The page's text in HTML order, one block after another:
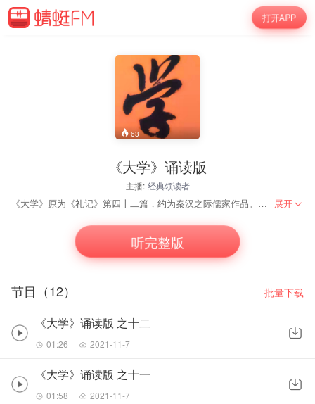
打开APP
63
《大学》诵读版
主播: 经典领读者
《大学》原为《礼记》第四十二篇，约为秦汉之际儒家作品。一说曾子作。提出明明德、亲民、止于至善的三纲领和格物、致知、诚意、正心、修身、齐家、治国、平天下的八条目。宋代程颢、程颐兄弟从《礼记》中把它抽出，以与《论语》、《孟子》、《中庸》相配合。至南宋淳熙年间（1174-—1189），朱熹撰《四书集注》，将它和《中庸》、《论语》、《孟子》合为“四书”。 展开
听完整版
节目（12） 批量下载
《大学》诵读版 之十二
01:26 2021-11-7
《大学》诵读版 之十一
01:58 2021-11-7